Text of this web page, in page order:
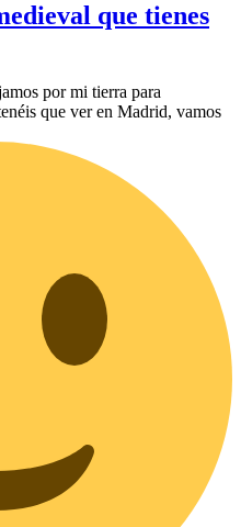
que tienes
por mi tierra para
que ver en Madrid, vamos